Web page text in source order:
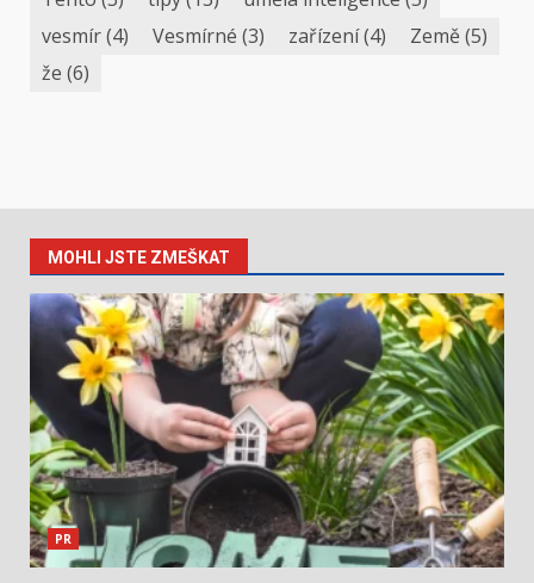
vesmír(4) Vesmírné (3) zařízení(4) Země(5)
že (6)
MOHLI JSTE ZMEŠKAT
PR